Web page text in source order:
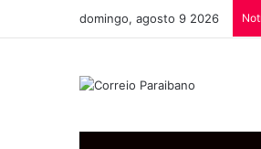
domingo, agosto 9 2026